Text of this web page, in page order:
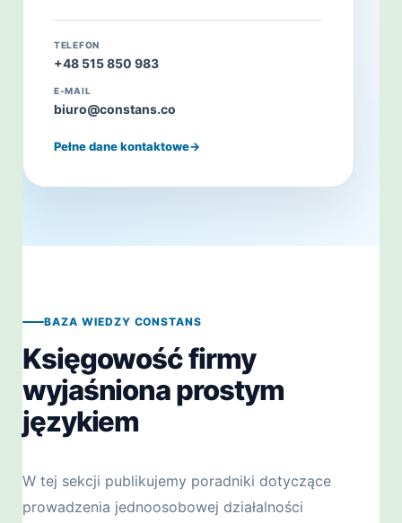
TELEFON
+48 515 850 983
E-MAIL
biuro@constans.co
Pełne dane kontaktowe→
BAZA WIEDZY CONSTANS
Księgowość firmy
wyjaśniona prostym
językiem
W tej sekcji publikujemy poradniki dotyczące
prowadzenia jednoosobowej działalności